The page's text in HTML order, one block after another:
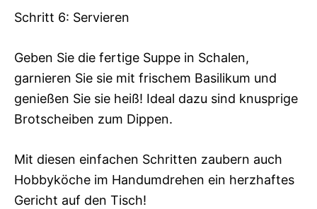
Schritt 6: Servieren
Geben Sie die fertige Suppe in Schalen,
garnieren Sie sie mit frischem Basilikum und
genießen Sie sie heiß! Ideal dazu sind knusprige
Brotscheiben zum Dippen.
Mit diesen einfachen Schritten zaubern auch
Hobbyköche im Handumdrehen ein herzhaftes
Gericht auf den Tisch!